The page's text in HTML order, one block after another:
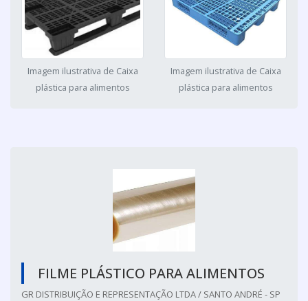
Imagem ilustrativa de Caixa
plástica para alimentos
Imagem ilustrativa de Caixa
plástica para alimentos
FILME PLÁSTICO PARA ALIMENTOS
GR DISTRIBUIÇÃO E REPRESENTAÇÃO LTDA / SANTO ANDRÉ - SP